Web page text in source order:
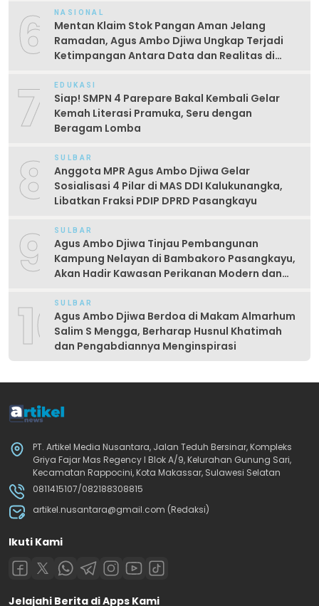
6 NASIONAL
Mentan Klaim Stok Pangan Aman Jelang
Ramadan, Agus Ambo Djiwa Ungkap Terjadi
Ketimpangan Antara Data dan Realitas di
7 EDUKASI
Siap! SMPN 4 Parepare Bakal Kembali Gelar
Kemah Literasi Pramuka, Seru dengan
Beragam Lomba
8 SULBAR
Anggota MPR Agus Ambo Djiwa Gelar
Sosialisasi 4 Pilar di MAS DDI Kalukunangka,
Libatkan Fraksi PDIP DPRD Pasangkayu
9 SULBAR
Agus Ambo Djiwa Tinjau Pembangunan
Kampung Nelayan di Bambakoro Pasangkayu,
Akan Hadir Kawasan Perikanan Modern dan
10SULBAR
Agus Ambo Djiwa Berdoa di Makam Almarhum
Salim S Mengga, Berharap Husnul Khatimah
dan Pengabdiannya Menginspirasi
PT. Artikel Media Nusantara, Jalan Teduh Bersinar, Kompleks
Griya Fajar Mas Regency I Blok A/9, Kelurahan Gunung Sari,
Kecamatan Rappocini, Kota Makassar, Sulawesi Selatan
0811415107/082188308815
artikel.nusantara@gmail.com (Redaksi)
Ikuti Kami
Jelajahi Berita di Apps Kami